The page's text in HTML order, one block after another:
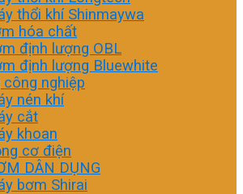
thổi khí Shinmaywa
hóa chất
định lượng OBL
định lượng Bluewhite
nghiệp
nén khí
cắt
khoan
cơ điện
DÂN DỤNG
bơm Shirai